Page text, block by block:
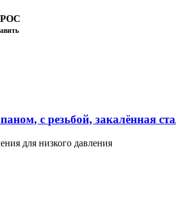
с резьбой, закалённая
для низкого давления